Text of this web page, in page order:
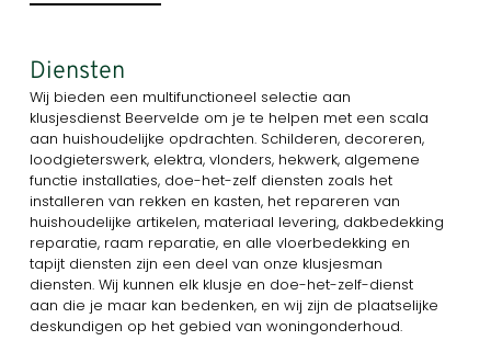
Diensten
Wij bieden een multifunctioneel selectie aan
klusjesdienst Beervelde om je te helpen met een scala
aan huishoudelijke opdrachten. Schilderen, decoreren,
loodgieterswerk, elektra, vlonders, hekwerk, algemene
functie installaties, doe-het-zelf diensten zoals het
installeren van rekken en kasten, het repareren van
huishoudelijke artikelen, materiaal levering, dakbedekking
reparatie, raam reparatie, en alle vloerbedekking en
tapijt diensten zijn een deel van onze klusjesman
diensten. Wij kunnen elk klusje en doe-het-zelf-dienst
aan die je maar kan bedenken, en wij zijn de plaatselijke
deskundigen op het gebied van woningonderhoud.